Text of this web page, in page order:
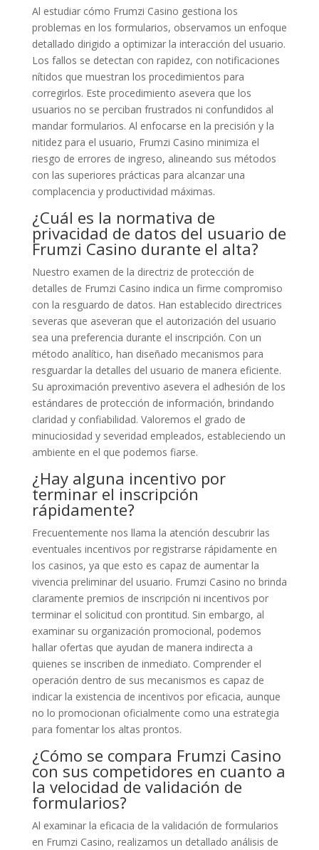
Al estudiar cómo Frumzi Casino gestiona los
problemas en los formularios, observamos un enfoque
detallado dirigido a optimizar la interacción del usuario.
Los fallos se detectan con rapidez, con notificaciones
nítidos que muestran los procedimientos para
corregirlos. Este procedimiento asevera que los
usuarios no se perciban frustrados ni confundidos al
mandar formularios. Al enfocarse en la precisión y la
nitidez para el usuario, Frumzi Casino minimiza el
riesgo de errores de ingreso, alineando sus métodos
con las superiores prácticas para alcanzar una
complacencia y productividad máximas.
¿Cuál es la normativa de
privacidad de datos del usuario de
Frumzi Casino durante el alta?
Nuestro examen de la directriz de protección de
detalles de Frumzi Casino indica un firme compromiso
con la resguardo de datos. Han establecido directrices
severas que aseveran que el autorización del usuario
sea una preferencia durante el inscripción. Con un
método analítico, han diseñado mecanismos para
resguardar la detalles del usuario de manera eficiente.
Su aproximación preventivo asevera el adhesión de los
estándares de protección de información, brindando
claridad y confiabilidad. Valoremos el grado de
minuciosidad y severidad empleados, estableciendo un
ambiente en el que podemos fiarse.
¿Hay alguna incentivo por
terminar el inscripción
rápidamente?
Frecuentemente nos llama la atención descubrir las
eventuales incentivos por registrarse rápidamente en
los casinos, ya que esto es capaz de aumentar la
vivencia preliminar del usuario. Frumzi Casino no brinda
claramente premios de inscripción ni incentivos por
terminar el solicitud con prontitud. Sin embargo, al
examinar su organización promocional, podemos
hallar ofertas que ayudan de manera indirecta a
quienes se inscriben de inmediato. Comprender el
operación dentro de sus mecanismos es capaz de
indicar la existencia de incentivos por eficacia, aunque
no lo promocionan oficialmente como una estrategia
para fomentar los altas prontos.
¿Cómo se compara Frumzi Casino
con sus competidores en cuanto a
la velocidad de validación de
formularios?
Al examinar la eficacia de la validación de formularios
en Frumzi Casino, realizamos un detallado análisis de